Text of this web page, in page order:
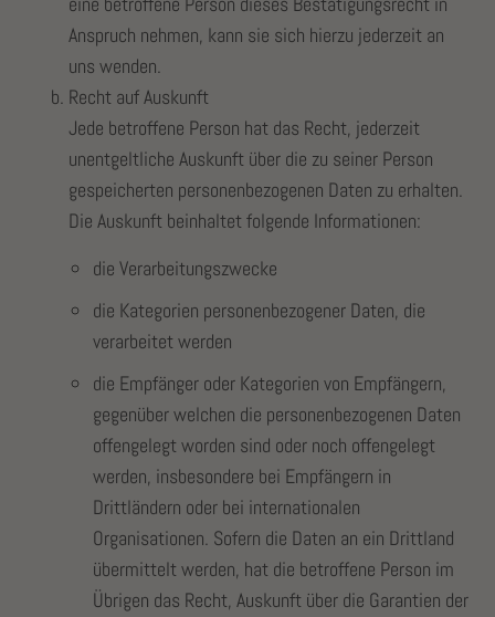
Anspruch nehmen, kann sie sich hierzu jederzeit an
uns wenden.
Recht auf Auskunft
Jede betroffene Person hat das Recht, jederzeit
unentgeltliche Auskunft über die zu seiner Person
gespeicherten personenbezogenen Daten zu erhalten.
Die Auskunft beinhaltet folgende Informationen:
die Verarbeitungszwecke
die Kategorien personenbezogener Daten, die
verarbeitet werden
die Empfänger oder Kategorien von Empfängern,
gegenüber welchen die personenbezogenen Daten
offengelegt worden sind oder noch offengelegt
werden, insbesondere bei Empfängern in
Drittländern oder bei internationalen
Organisationen. Sofern die Daten an ein Drittland
übermittelt werden, hat die betroffene Person im
Übrigen das Recht, Auskunft über die Garantien der